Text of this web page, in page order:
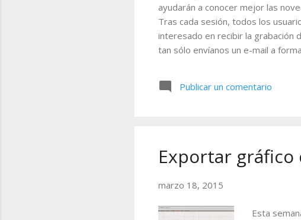
ayudarán a conocer mejor las
Tras cada sesión, todos los
interesado en recibir la grabación
tan sólo envíanos un e-mail a
2015 16.30-17.30 (GMT + 1:00)
los aspectos más básicos en el
Publicar un comentario
Exportar gráfico
marzo 18, 2015
Esta